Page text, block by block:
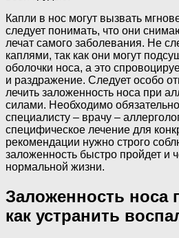
Капли в нос могут вызвать
следует понимать, что они
лечат самого заболевания. Не
каплями, так как они могут
оболочки носа, а это
и раздражение. Следует особо
лечить заложенность носа при
силами. Необходимо
специалисту – врачу –
специфическое лечение для
рекомендации нужно строго
заложенность быстро пройдет и
нормальной жизни.
Заложенность носа
как устранить